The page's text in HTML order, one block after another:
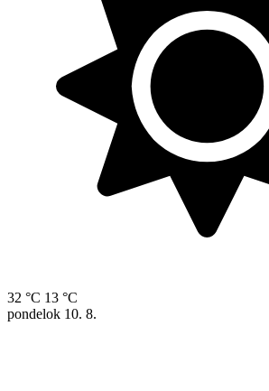
32 °C 13 °C
pondelok 10. 8.